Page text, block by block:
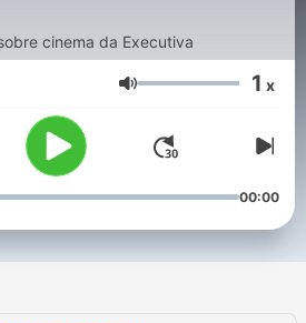
cinema da Executiva
Lautstärke 1 x
00:00